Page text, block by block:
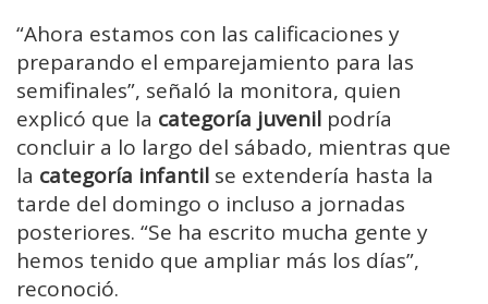
“Ahora estamos con las calificaciones y
preparando el emparejamiento para las
semifinales”, señaló la monitora, quien
explicó que la categoría juvenil podría
concluir a lo largo del sábado, mientras que
la categoría infantil se extendería hasta la
tarde del domingo o incluso a jornadas
posteriores. “Se ha escrito mucha gente y
hemos tenido que ampliar más los días”,
reconoció.